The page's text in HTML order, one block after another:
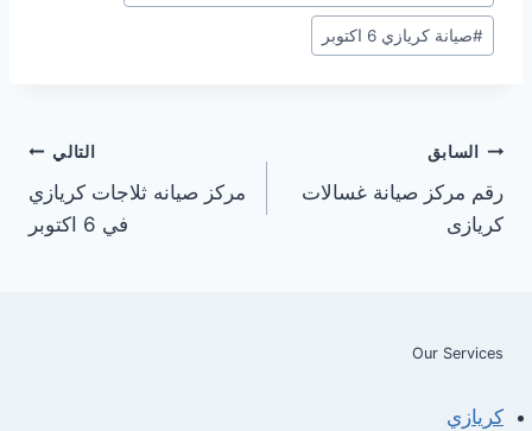
#صيانة كريازي 6 اكتوبر
تصفّح
المقالات
السابق
رقم مركز صيانة غسالات
كريازى
التالي
مركز صيانه ثلاجات كريازي
في 6 اكتوبر
Our Services
كريازي